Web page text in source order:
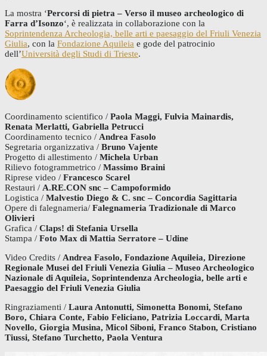
La mostra ‘Percorsi di pietra – Verso il museo archeologico di
Farra d’Isonzo‘, è realizzata in collaborazione con la
Soprintendenza Archeologia, belle arti e paesaggio del Friuli Venezia
Giulia, con la Fondazione Aquileia e gode del patrocinio
dell’Università degli Studi di Trieste.
Coordinamento scientifico / Paola Maggi, Fulvia Mainardis,
Renata Merlatti, Gabriella Petrucci
Coordinamento tecnico / Andrea Fasolo
Segretaria organizzativa / Bruno Vajente
Progetto di allestimento / Michela Urban
Rilievo fotogrammetrico / Massimo Braini
Riprese video / Francesco Scarel
Restauri / A.RE.CON snc – Campoformido
Logistica / Malvestio Diego & C. snc – Concordia Sagittaria
Opere di falegnameria/ Falegnameria Tradizionale di Marco
Olivieri
Grafica / Claps! di Stefania Ursella
Stampa / Foto Max di Mattia Serratore – Udine
Video Credits / Andrea Fasolo, Fondazione Aquileia, Direzione
Regionale Musei del Friuli Venezia Giulia – Museo Archeologico
Nazionale di Aquileia, Soprintendenza Archeologia, belle arti e
Paesaggio del Friuli Venezia Giulia
Ringraziamenti / Laura Antonutti, Simonetta Bonomi, Stefano
Boro, Chiara Conte, Fabio Feliciano, Patrizia Loccardi, Marta
Novello, Giorgia Musina, Micol Siboni, Franco Stabon, Cristiano
Tiussi, Stefano Turchetto, Paola Ventura